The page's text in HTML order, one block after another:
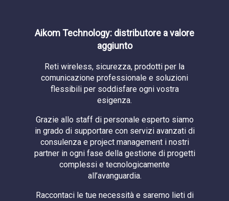
Aikom Technology: distributore a valore
aggiunto
Reti wireless, sicurezza, prodotti per la
comunicazione professionale e soluzioni
flessibili per soddisfare ogni vostra
esigenza.
Grazie allo staff di personale esperto siamo
in grado di supportare con servizi avanzati di
consulenza e project management i nostri
partner in ogni fase della gestione di progetti
complessi e tecnologicamente
all’avanguardia.
Raccontaci le tue necessità e saremo lieti di